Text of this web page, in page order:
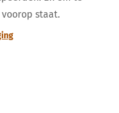
staat.